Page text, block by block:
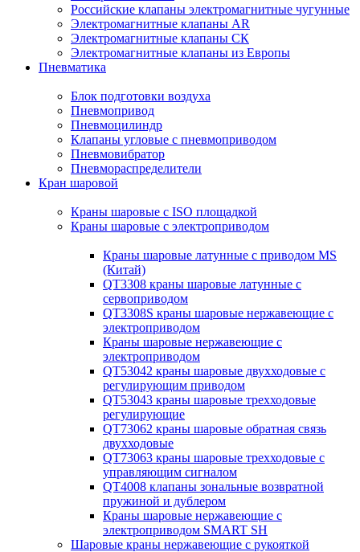
Российские клапаны электромагнитные чугунные
Электромагнитные клапаны AR
Электромагнитные клапаны СК
Электромагнитные клапаны из Европы
Пневматика
Блок подготовки воздуха
Пневмопривод
Пневмоцилиндр
Клапаны угловые с пневмоприводом
Пневмовибратор
Пневмораспределители
Кран шаровой
Краны шаровые с ISO площадкой
Краны шаровые с электроприводом
Краны шаровые латунные с приводом MS
(Китай)
QT3308 краны шаровые латунные с
сервоприводом
QT3308S краны шаровые нержавеющие с
электроприводом
Краны шаровые нержавеющие с
электроприводом
QT53042 краны шаровые двухходовые с
регулирующим приводом
QT53043 краны шаровые трехходовые
регулирующие
QT73062 краны шаровые обратная связь
двухходовые
QT73063 краны шаровые трехходовые с
управляющим сигналом
QT4008 клапаны зональные возвратной
пружиной и дублером
Краны шаровые нержавеющие с
электроприводом SMART SH
Шаровые краны нержавеющие с рукояткой